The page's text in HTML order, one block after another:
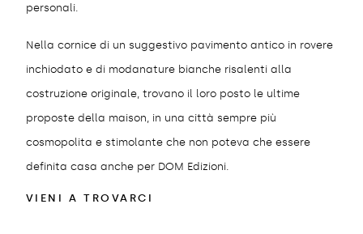
personali.
Nella cornice di un suggestivo pavimento antico in rovere
inchiodato e di modanature bianche risalenti alla
costruzione originale, trovano il loro posto le ultime
proposte della maison, in una città sempre più
cosmopolita e stimolante che non poteva che essere
definita casa anche per DOM Edizioni.
VIENI A TROVARCI